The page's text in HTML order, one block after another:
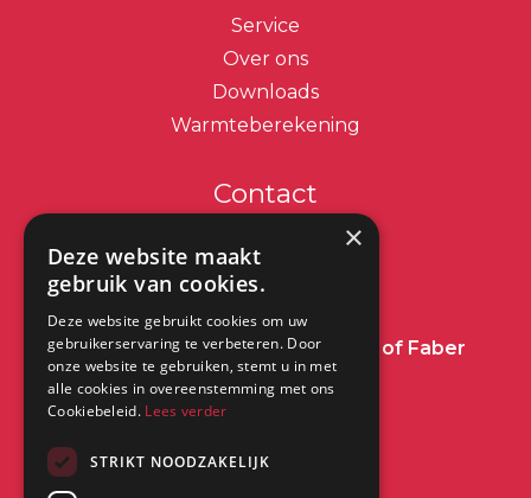
Service
Over ons
Downloads
Warmteberekening
Contact
info@dimplex.nl
+31 (0) 513 78 98 80
Heeft u een vraag over Dimplex of Faber
Haarden?Klik dan hier
×
Deze website maakt
gebruik van cookies.
Deze website gebruikt cookies om uw
gebruikerservaring te verbeteren. Door
onze website te gebruiken, stemt u in met
alle cookies in overeenstemming met ons
Cookiebeleid. Lees verder
STRIKT NOODZAKELIJK